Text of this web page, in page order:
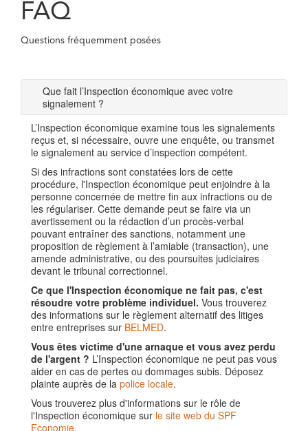
FAQ
Questions fréquemment posées
Que fait l’Inspection économique avec votre
signalement ?
L’Inspection économique examine tous les signalements
reçus et, si nécessaire, ouvre une enquête, ou transmet
le signalement au service d’inspection compétent.
Si des infractions sont constatées lors de cette
procédure, l'Inspection économique peut enjoindre à la
personne concernée de mettre fin aux infractions ou de
les régulariser. Cette demande peut se faire via un
avertissement ou la rédaction d’un procès-verbal
pouvant entraîner des sanctions, notamment une
proposition de règlement à l’amiable (transaction), une
amende administrative, ou des poursuites judiciaires
devant le tribunal correctionnel.
Ce que l'Inspection économique ne fait pas, c'est
résoudre votre problème individuel. Vous trouverez
des informations sur le règlement alternatif des litiges
entre entreprises sur BELMED.
Vous êtes victime d'une arnaque et vous avez perdu
de l'argent ? L’Inspection économique ne peut pas vous
aider en cas de pertes ou dommages subis. Déposez
plainte auprès de la police locale.
Vous trouverez plus d'informations sur le rôle de
l'Inspection économique sur le site web du SPF
Economie.